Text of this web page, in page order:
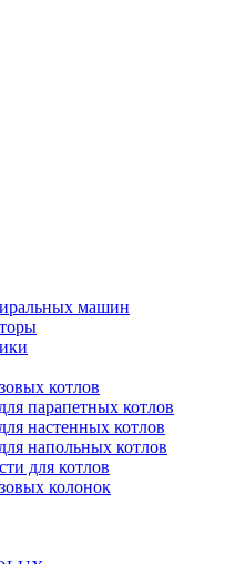
машин
котлов
парапетных котлов
настенных котлов
напольных котлов
для котлов
колонок